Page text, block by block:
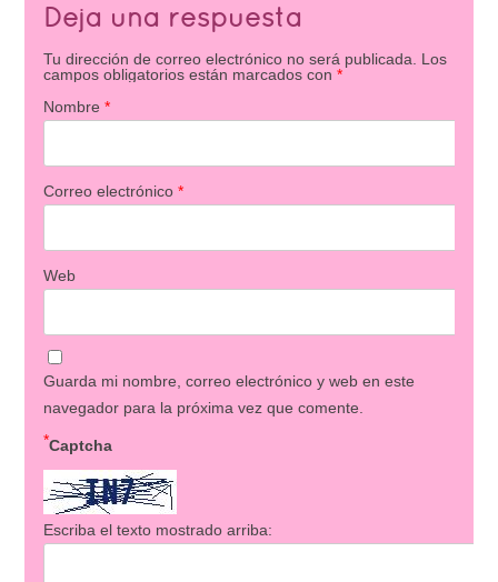
Deja una respuesta
Tu dirección de correo electrónico no será publicada.
Los
campos obligatorios están marcados con *
Nombre *
Correo electrónico *
Web
Guarda mi nombre, correo electrónico y web en este
navegador para la próxima vez que comente.
Captcha
*
Escriba el texto mostrado arriba: